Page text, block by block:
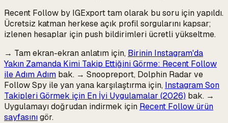
Recent Follow by IGExport tam olarak bu soru için yapıldı.
Ücretsiz katman herkese açık profil sorgularını kapsar;
izlenen hesaplar için push bildirimleri ücretli yükseltme.
→ Tam ekran-ekran anlatım için, Birinin Instagram'da
Yakın Zamanda Kimi Takip Ettiğini Görme: Recent Follow
ile Adım Adım bak. → Snoopreport, Dolphin Radar ve
Follow Spy ile yan yana karşılaştırma için, Instagram Son
Takipleri Görmek için En İyi Uygulamalar (2026) bak. →
Uygulamayı doğrudan indirmek için Recent Follow ürün
sayfasınıgör.